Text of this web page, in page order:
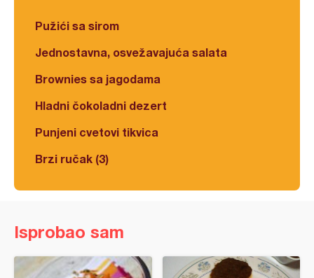
Pužići sa sirom
Jednostavna, osvežavajuća salata
Brownies sa jagodama
Hladni čokoladni dezert
Punjeni cvetovi tikvica
Brzi ručak (3)
Isprobao sam